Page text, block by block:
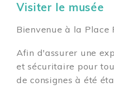
Visiter le musée
Bienvenue à la Place
Afin d'assurer une
et sécuritaire pour
de consignes à été